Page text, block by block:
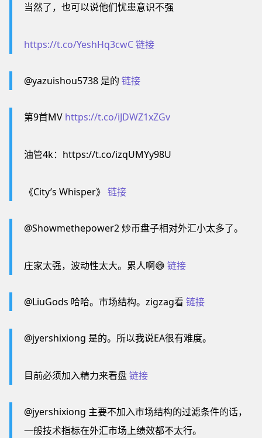
当然了，也可以说他们忧患意识不强
https://t.co/YeshHq3cwC链接
@yazuishou5738 是的 链接
第9首MV https://t.co/iJDWZ1xZGv
油管4k：https://t.co/izqUMYy98U
《City’s Whisper》 链接
@Showmethepower2 炒币盘子相对外汇小太多了。
庄家太强，波动性太大。累人啊😅 链接
@LiuGods 哈哈。市场结构。zigzag看 链接
@jyershixiong 是的。所以我说EA很有难度。
目前必须加入精力来看盘链接
@jyershixiong 主要不加入市场结构的过滤条件的话，
一般技术指标在外汇市场上绩效都不太行。